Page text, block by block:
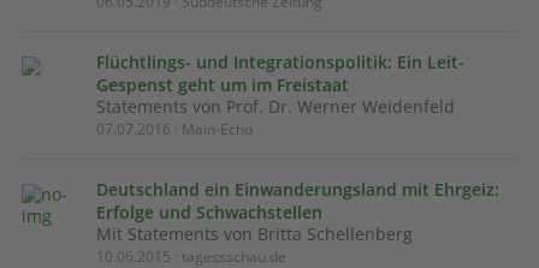
Flücht­lings- und In­te­g­ra­ti­ons­po­li­tik: Ein Leit-
Gespenst geht um im Freistaat
Statements von Prof. Dr. Werner Weidenfeld
07.07.2016 · Main-Echo
Deutschland ein Einwanderungsland mit Ehrgeiz:
Erfolge und Schwachstellen
Mit Statements von Britta Schellenberg
10.06.2015 · tagessschau.de